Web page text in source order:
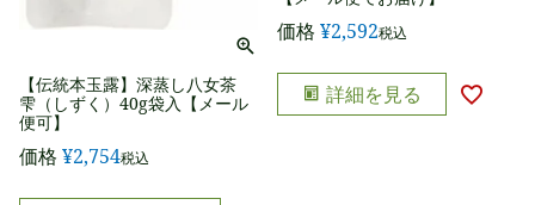
【伝統本玉露】深蒸し八女茶
雫（しずく）40g袋入【メール
便可】
価格 ¥2,754税込
価格 ¥2,592税込
詳細を見る